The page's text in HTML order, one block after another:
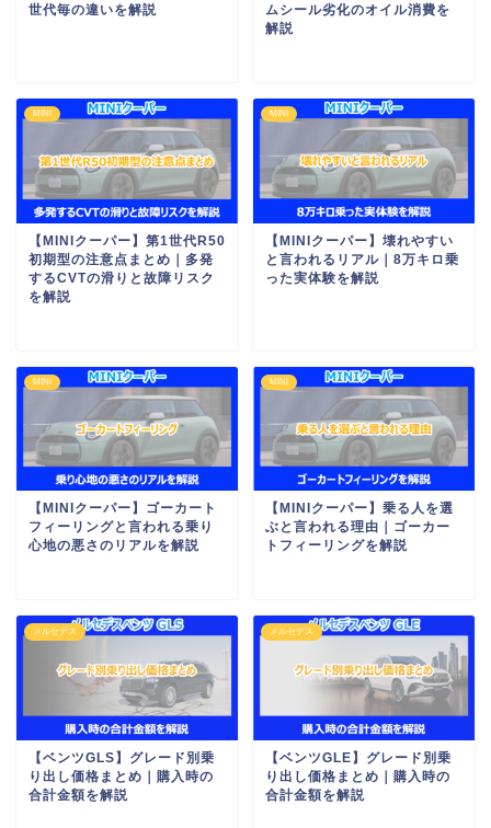
世代毎の違いを解説
ムシール劣化のオイル消費を
解説
MINI
【MINIクーパー】第1世代R50
初期型の注意点まとめ｜多発
するCVTの滑りと故障リスク
を解説
MINI
【MINIクーパー】壊れやすい
と言われるリアル｜8万キロ乗
った実体験を解説
MINI
【MINIクーパー】ゴーカート
フィーリングと言われる乗り
心地の悪さのリアルを解説
MINI
【MINIクーパー】乗る人を選
ぶと言われる理由｜ゴーカー
トフィーリングを解説
メルセデス
【ベンツGLS】グレード別乗
り出し価格まとめ｜購入時の
合計金額を解説
メルセデス
【ベンツGLE】グレード別乗
り出し価格まとめ｜購入時の
合計金額を解説